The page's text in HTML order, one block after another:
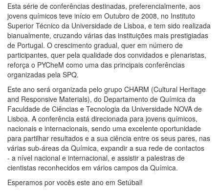
Esta série de conferências destinadas, preferencialmente, aos
jovens químicos teve início em Outubro de 2008, no Instituto
Superior Técnico da Universidade de Lisboa, e tem sido realizada
bianualmente, cruzando várias das instituições mais prestigiadas
de Portugal. O crescimento gradual, quer em número de
participantes, quer pela qualidade dos convidados e plenaristas,
reforça o PYCheM como uma das principais conferências
organizadas pela SPQ.
Este ano será organizada pelo grupo CHARM (Cultural Heritage
and Responsive Materials), do Departamento de Química da
Faculdade de Ciências e Tecnologia da Universidade NOVA de
Lisboa. A conferência está direcionada para jovens químicos,
nacionais e internacionais, sendo uma excelente oportunidade
para partilhar resultados e a sua ciência entre os seus pares, nas
várias sub-áreas da Química, expandir a sua rede de contactos
- a nível nacional e internacional, e assistir a palestras de
cientistas reconhecidos em vários campos da Química.
Esperamos por vocês este ano em Setúbal!